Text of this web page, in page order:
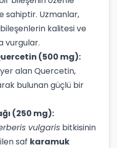
sahiptir. Uzmanlar,
kalitesi ve
vurgular.
(500 mg):
alan Quercetin,
bulunan güçlü bir
(250 mg):
vulgaris bitkisinin
saf karamuk